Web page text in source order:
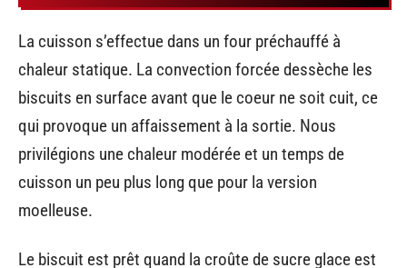
La cuisson s’effectue dans un four préchauffé à
chaleur statique. La convection forcée dessèche les
biscuits en surface avant que le coeur ne soit cuit, ce
qui provoque un affaissement à la sortie. Nous
privilégions une chaleur modérée et un temps de
cuisson un peu plus long que pour la version
moelleuse.
Le biscuit est prêt quand la croûte de sucre glace est